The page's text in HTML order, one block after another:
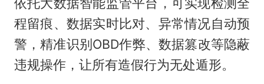
依托大数据智能监管平台，可实现检测全
程留痕、数据实时比对、异常情况自动预
警，精准识别OBD作弊、数据篡改等隐蔽
违规操作，让所有造假行为无处遁形。